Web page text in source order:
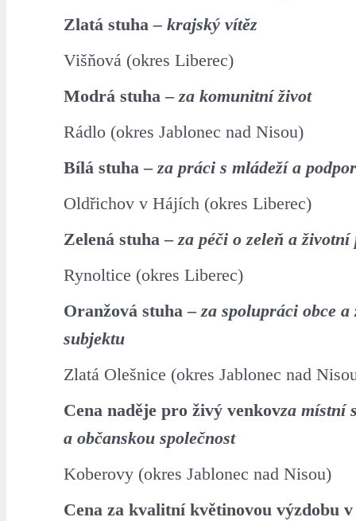
Zlatá stuha– krajský vítěz
Višňová (okres Liberec)
Modrá stuha –za komunitní život
Rádlo (okres Jablonec nad Nisou)
Bílá stuha –za práci s mládeží a
Oldřichov v Hájích (okres Liberec)
Zelená stuha –za péči o zeleň a
Rynoltice (okres Liberec)
Oranžová stuha –za spolupráci obce a
subjektu
Zlatá Olešnice (okres Jablonec nad
Cena naděje pro živý venkovza místní
a občanskou společnost
Koberovy (okres Jablonec nad Nisou)
Cena za kvalitní květinovou výzdobu